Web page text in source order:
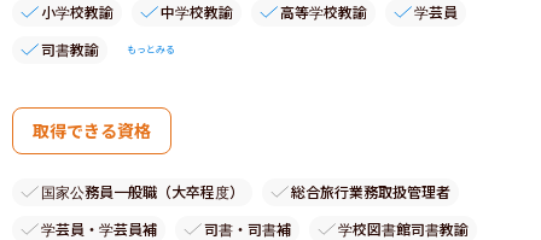
小学校教諭 中学校教諭 高等学校教諭
学芸員
司書教諭
もっとみる
取得できる資格
国家公務員一般職（大卒程度）
総合旅行業務取扱管理者
学芸員・学芸員補
司書・司書補 学校図書館司書教諭